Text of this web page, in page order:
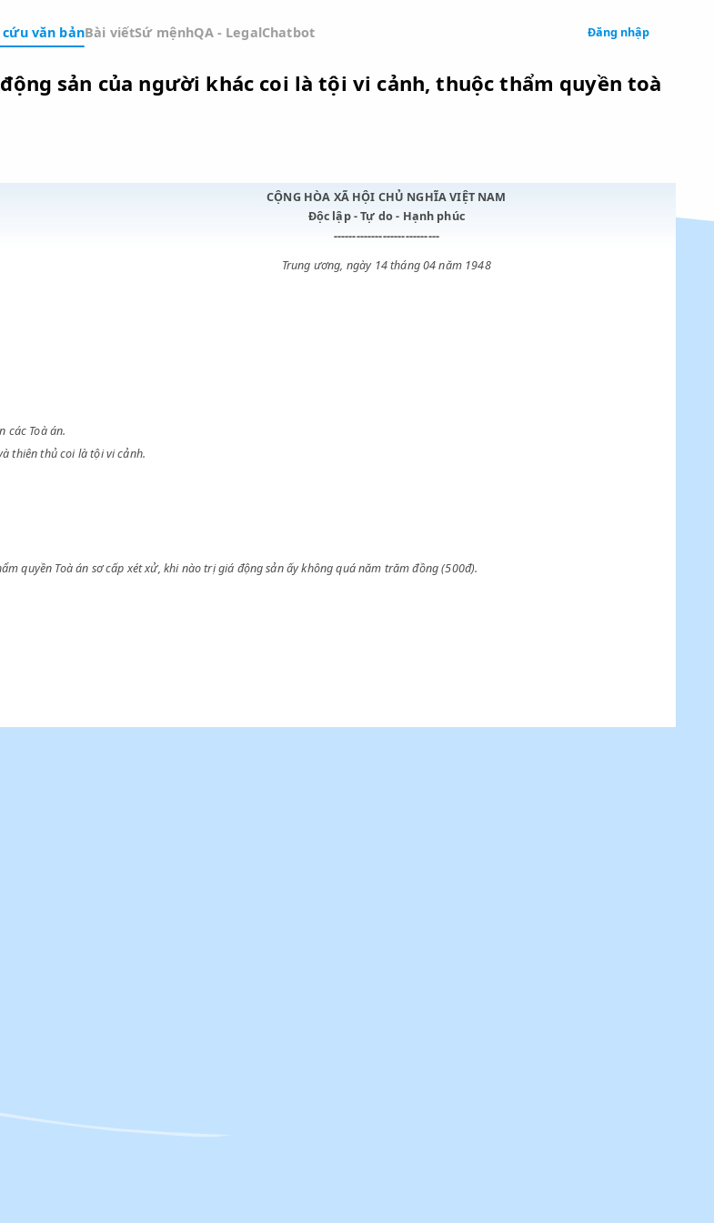
chủTra cứu văn bảnBài viếtSứ mệnhQA - Legal
động sản của người khác coi là tội vi cảnh, thuộc thẩm
CỘNG HÒA XÃ HỘI CHỦ NGHĨA VIỆT NAM
Độc lập - Tự do - Hạnh phúc
----------------------------
quyền các Toà án.
thủ và thiên thủ coi là tội vi cảnh.
thuận,
thẩm quyền Toà án sơ cấp xét xử, khi nào trị giá động sản ấy không quá năm trăm đồng (500đ).